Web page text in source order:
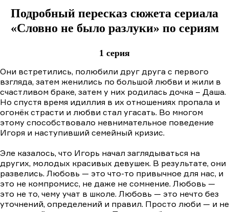
Подробный пересказ сюжета сериала
«Словно не было разлуки» по сериям
1 серия
Они встретились, полюбили друг друга с первого
взгляда, затем женились по большой любви и жили в
счастливом браке, затем у них родилась дочка – Даша.
Но спустя время идиллия в их отношениях пропала и
огонёк страсти и любви стал угасать. Во многом
этому способствовало невнимательное поведение
Игоря и наступивший семейный кризис.
Эле казалось, что Игорь начал заглядываться на
других, молодых красивых девушек. В результате, они
развелись. Любовь — это что-то привычное для нас, и
это не компромисс, не даже не сомнение. Любовь —
это не то, чему учат в школе. Любовь — это нечто без
уточнений, определений и правил. Просто люби — и не